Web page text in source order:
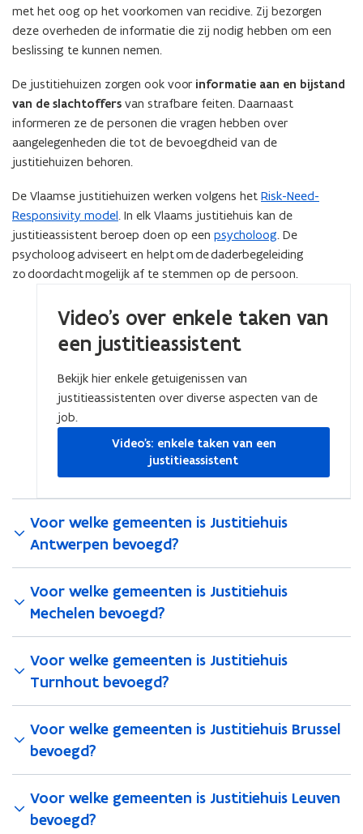
met het oog op het voorkomen van recidive. Zij bezorgen
deze overheden de informatie die zij nodig hebben om een
beslissing te kunnen nemen.
De justitiehuizen zorgen ook voor informatie aan en bijstand
van de slachtoffers van strafbare feiten. Daarnaast
informeren ze de personen die vragen hebben over
aangelegenheden die tot de bevoegdheid van de
justitiehuizen behoren.
De Vlaamse justitiehuizen werken volgens het Risk-Need-
Responsivity model. In elk Vlaams justitiehuis kan de
justitieassistent beroep doen op een psycholoog. De
psycholoog adviseert en helpt om de daderbegeleiding
zo doordacht mogelijk af te stemmen op de persoon.
Video's over enkele taken van
een justitieassistent
Bekijk hier enkele getuigenissen van
justitieassistenten over diverse aspecten van de
job.
Video's: enkele taken van een
justitieassistent
Voor welke gemeenten is Justitiehuis
Antwerpen bevoegd?
Voor welke gemeenten is Justitiehuis
Mechelen bevoegd?
Voor welke gemeenten is Justitiehuis
Turnhout bevoegd?
Voor welke gemeenten is Justitiehuis Brussel
bevoegd?
Voor welke gemeenten is Justitiehuis Leuven
bevoegd?